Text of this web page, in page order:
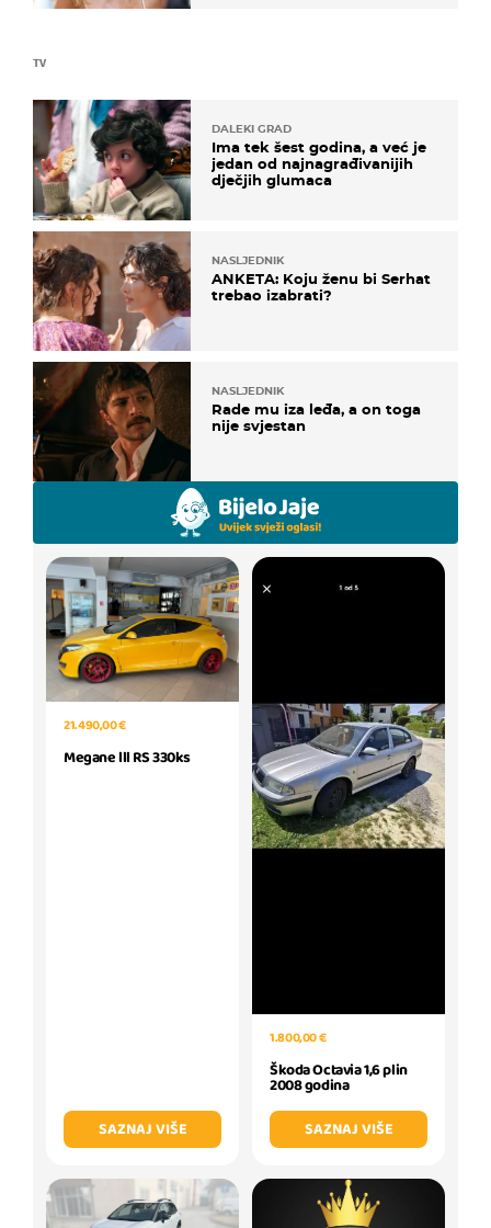
TV
DALEKI GRAD
Ima tek šest godina, a već je
jedan od najnagrađivanijih
dječjih glumaca
NASLJEDNIK
ANKETA: Koju ženu bi Serhat
trebao izabrati?
NASLJEDNIK
Rade mu iza leđa, a on toga
nije svjestan
21.490,00 €
Megane lll RS 330ks
SAZNAJ VIŠE
1.800,00 €
Škoda Octavia 1,6 plin
2008 godina
SAZNAJ VIŠE